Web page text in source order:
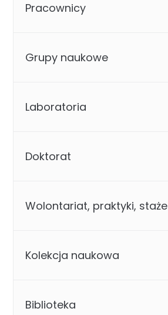
Pracownicy
Grupy naukowe
Laboratoria
Doktorat
Wolontariat, praktyki, staże
Kolekcja naukowa
Biblioteka